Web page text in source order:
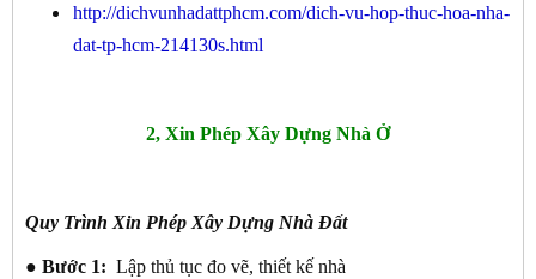
http://dichvunhadattphcm.com/dich-vu-hop-thuc-hoa-nha-
dat-tp-hcm-214130s.html
2, Xin Phép Xây Dựng Nhà Ở
Quy Trình Xin Phép Xây Dựng Nhà Đất
● Bước 1: Lập thủ tục đo vẽ, thiết kế nhà